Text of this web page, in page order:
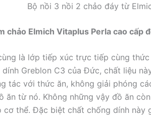
Bộ nồi 3 nồi 2 chảo đáy từ
chảo Elmich Vitaplus Perla cao cấp
là lớp tiếp xúc trực tiếp cùng
Greblon C3 của Đức, chất liệu
tác với thức ăn, không giải phóng
ăn từ nó. Không những vậy đồ ăn
cơ thể. Đặc biệt chất chống dính